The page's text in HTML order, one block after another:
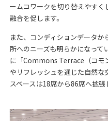
ームコワークを切り替えやす
融合を促します。
また、コンディションデータ
所へのニーズも明らかになって
に「Commons Terrace（コモ
やリフレッシュを通じた自然
スペースは18席から86席へ拡張